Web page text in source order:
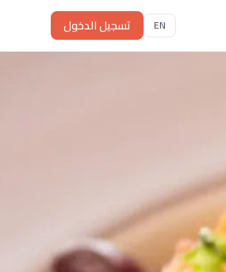
EN تسجيل الدخول